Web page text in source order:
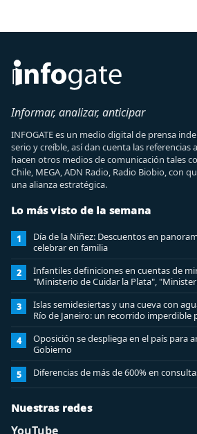
Informar, analizar, anticipar
INFOGATE es un medio digital de prensa
serio y creíble, así dan cuenta las referencias
hacen otros medios de comunicación tales
Chile, MEGA, ADN Radio, Radio Biobio, con
una alianza estratégica.
Lo más visto de la semana
1
Día de la Niñez: Descuentos en
celebrar en familia
2
Infantiles definiciones en cuentas de
"Ministerio de Cuidar la Plata",
3
Islas semidesiertas y una cueva con
Río de Janeiro: un recorrido imperdible
4
Oposición se despliega en el país para
Gobierno
5 Diferencias de más de 600% en
Nuestras redes
YouTube